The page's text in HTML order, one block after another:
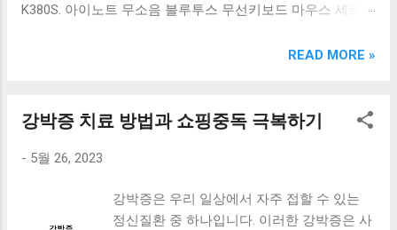
K380S. 아이노트 무소음 블루투스 무선키보드 마우스 세트
OABTKBDA 퓨어 화이트. 코시 베이직 블루투스 키보드
랙. 큐센 멤브레인 무선 키보드 블랙 K1000 일반형 블루투스
다양한 할인 혜택과 빠른배송 혜택을 놓치지 않도록 먼저 확
도 많고, 가격도 다양해서 결정이 많이 어려우시죠? 특히 블
루투스키보드 같은 상품을 고를 때는 더 고민이 많을 수 밖에
READ MORE »
강박증 치료 방법과 쇼핑중독 극복하기
- 5월 26, 2023
강박증은 우리 일상에서 자주 접할 수 있는
정신질환 중 하나입니다. 이러한 강박증은 사